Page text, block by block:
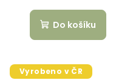
Do košíku
Vyrobeno v ČR